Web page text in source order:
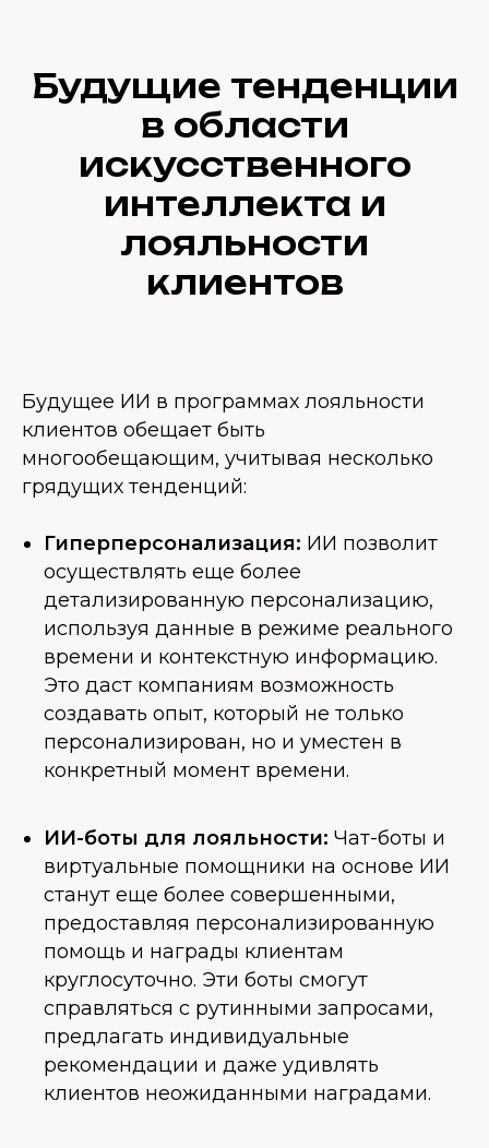
Будущие тенденции
в области
искусственного
интеллекта и
лояльности
клиентов
Будущее ИИ в программах лояльности
клиентов обещает быть
многообещающим, учитывая несколько
грядущих тенденций:
Гиперперсонализация: ИИ позволит
осуществлять еще более
детализированную персонализацию,
используя данные в режиме реального
времени и контекстную информацию.
Это даст компаниям возможность
создавать опыт, который не только
персонализирован, но и уместен в
конкретный момент времени.
ИИ-боты для лояльности: Чат-боты и
виртуальные помощники на основе ИИ
станут еще более совершенными,
предоставляя персонализированную
помощь и награды клиентам
круглосуточно. Эти боты смогут
справляться с рутинными запросами,
предлагать индивидуальные
рекомендации и даже удивлять
клиентов неожиданными наградами.